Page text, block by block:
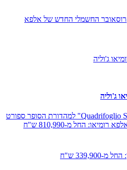
החשמלי החדש של אלפא
ג'וליה
רמת גימור חדשה " Quadrifoglio Super Sport" למהדורת הסופר ספורט
החל מ-810,990 ש"ח